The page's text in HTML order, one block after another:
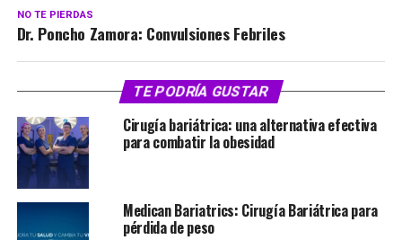
NO TE PIERDAS
Dr. Poncho Zamora: Convulsiones Febriles
TE PODRÍA GUSTAR
Cirugía bariátrica: una alternativa efectiva
para combatir la obesidad
Medican Bariatrics: Cirugía Bariátrica para
pérdida de peso